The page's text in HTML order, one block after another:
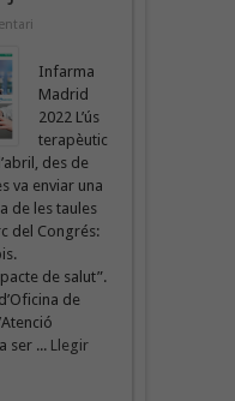
Infarma
Madrid
2022 L’ús
terapèutic
des de
va enviar una
de les taules
del Congrés:
de salut”.
de
ser ... Llegir